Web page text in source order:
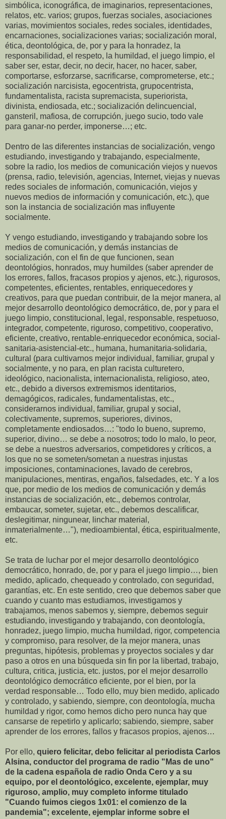
simbólica, iconográfica, de imaginarios, representaciones,
relatos, etc. varios; grupos, fuerzas sociales, asociaciones
varias, movimientos sociales, redes sociales, identidades,
encarnaciones, socializaciones varias; socialización moral,
ética, deontológica, de, por y para la honradez, la
responsabilidad, el respeto, la humildad, el juego limpio, el
saber ser, estar, decir, no decir, hacer, no hacer, saber,
comportarse, esforzarse, sacrificarse, comprometerse, etc.;
socialización narcisista, egocentrista, grupocentrista,
fundamentalista, racista supremacista, superiorista,
divinista, endiosada, etc.; socialización delincuencial,
gansteril, mafiosa, de corrupción, juego sucio, todo vale
para ganar-no perder, imponerse…; etc.
Dentro de las diferentes instancias de socialización, vengo
estudiando, investigando y trabajando, especialmente,
sobre la radio, los medios de comunicación viejos y nuevos
(prensa, radio, televisión, agencias, Internet, viejas y nuevas
redes sociales de información, comunicación, viejos y
nuevos medios de información y comunicación, etc.), que
son la instancia de socialización mas influyente
socialmente.
Y vengo estudiando, investigando y trabajando sobre los
medios de comunicación, y demás instancias de
socialización, con el fin de que funcionen, sean
deontológios, honrados, muy humildes (saber aprender de
los errores, fallos, fracasos propios y ajenos, etc.), rigurosos,
competentes, eficientes, rentables, enriquecedores y
creativos, para que puedan contribuir, de la mejor manera, al
mejor desarrollo deontológico democrático, de, por y para el
juego limpio, constitucional, legal, responsable, respetuoso,
integrador, competente, riguroso, competitivo, cooperativo,
eficiente, creativo, rentable-enriquecedor económica, social-
sanitaria-asistencial-etc., humana, humanitaria-solidaria,
cultural (para cultivarnos mejor individual, familiar, grupal y
socialmente, y no para, en plan racista culturetero,
ideológico, nacionalista, internacionalista, religioso, ateo,
etc., debido a diversos extremismos identitarios,
demagógicos, radicales, fundamentalistas, etc.,
considerarnos individual, familiar, grupal y social,
colectivamente, supremos, superiores, divinos,
completamente endiosados…: "todo lo bueno, supremo,
superior, divino… se debe a nosotros; todo lo malo, lo peor,
se debe a nuestros adversarios, competidores y críticos, a
los que no se someten/sometan a nuestras injustas
imposiciones, contaminaciones, lavado de cerebros,
manipulaciones, mentiras, engaños, falsedades, etc. Y a los
que, por medio de los medios de comunicación y demás
instancias de socialización, etc., debemos controlar,
embaucar, someter, sujetar, etc., debemos descalificar,
deslegitimar, ningunear, linchar material,
inmaterialmente…"), medioambiental, ética, espiritualmente,
etc.
Se trata de luchar por el mejor desarrollo deontológico
democrático, honrado, de, por y para el juego limpio…, bien
medido, aplicado, chequeado y controlado, con seguridad,
garantías, etc. En este sentido, creo que debemos saber que
cuando y cuanto mas estudiamos, investigamos y
trabajamos, menos sabemos y, siempre, debemos seguir
estudiando, investigando y trabajando, con deontología,
honradez, juego limpio, mucha humildad, rigor, competencia
y compromiso, para resolver, de la mejor manera, unas
preguntas, hipótesis, problemas y proyectos sociales y dar
paso a otros en una búsqueda sin fin por la libertad, trabajo,
cultura, critica, justicia, etc. justos, por el mejor desarrollo
deontológico democrático eficiente, por el bien, por la
verdad responsable… Todo ello, muy bien medido, aplicado
y controlado, y sabiendo, siempre, con deontología, mucha
humildad y rigor, como hemos dicho pero nunca hay que
cansarse de repetirlo y aplicarlo; sabiendo, siempre, saber
aprender de los errores, fallos y fracasos propios, ajenos…
Por ello, quiero felicitar, debo felicitar al periodista Carlos
Alsina, conductor del programa de radio "Mas de uno"
de la cadena española de radio Onda Cero y a su
equipo, por el deontológico, excelente, ejemplar, muy
riguroso, amplio, muy completo informe titulado
"Cuando fuimos ciegos 1x01: el comienzo de la
pandemia"; excelente, ejemplar informe sobre el